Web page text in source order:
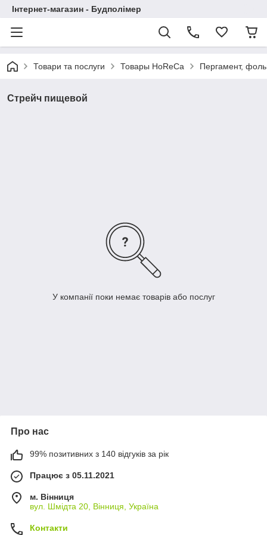
Інтернет-магазин - Будполімер
Товари та послуги Товары HoReCa Пергамент,
Стрейч пищевой
У компанії поки немає товарів або послуг
Про нас
99% позитивних з 140 відгуків за рік
Працює з 05.11.2021
м. Вінниця
вул. Шмідта 20, Вінниця, Україна
Контакти